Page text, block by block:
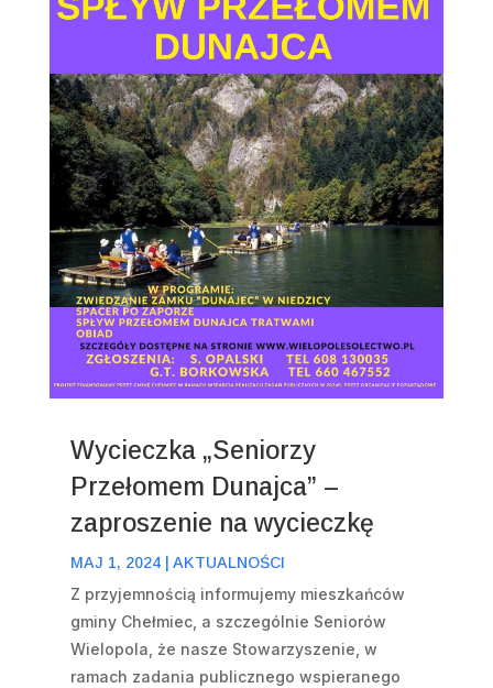
Wycieczka „Seniorzy
Przełomem Dunajca” –
zaproszenie na wycieczkę
MAJ 1, 2024| AKTUALNOŚCI
Z przyjemnością informujemy mieszkańców
gminy Chełmiec, a szczególnie Seniorów
Wielopola, że nasze Stowarzyszenie, w
ramach zadania publicznego wspieranego